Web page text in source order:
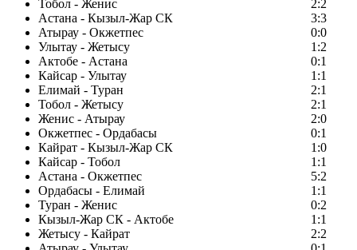
Тобол - Женис
2:2
Астана - Кызыл-Жар СК
3:3
Атырау - Окжетпес
0:0
Улытау - Жетысу
1:2
Актобе - Астана
0:1
Кайсар - Улытау
1:1
Елимай - Туран
2:1
Тобол - Жетысу
2:1
Женис - Атырау
2:0
Окжетпес - Ордабасы
0:1
Кайрат - Кызыл-Жар СК
1:0
Кайсар - Тобол
1:1
Астана - Окжетпес
5:2
Ордабасы - Елимай
1:1
Туран - Женис
0:2
Кызыл-Жар СК - Актобе
1:1
Жетысу - Кайрат
2:2